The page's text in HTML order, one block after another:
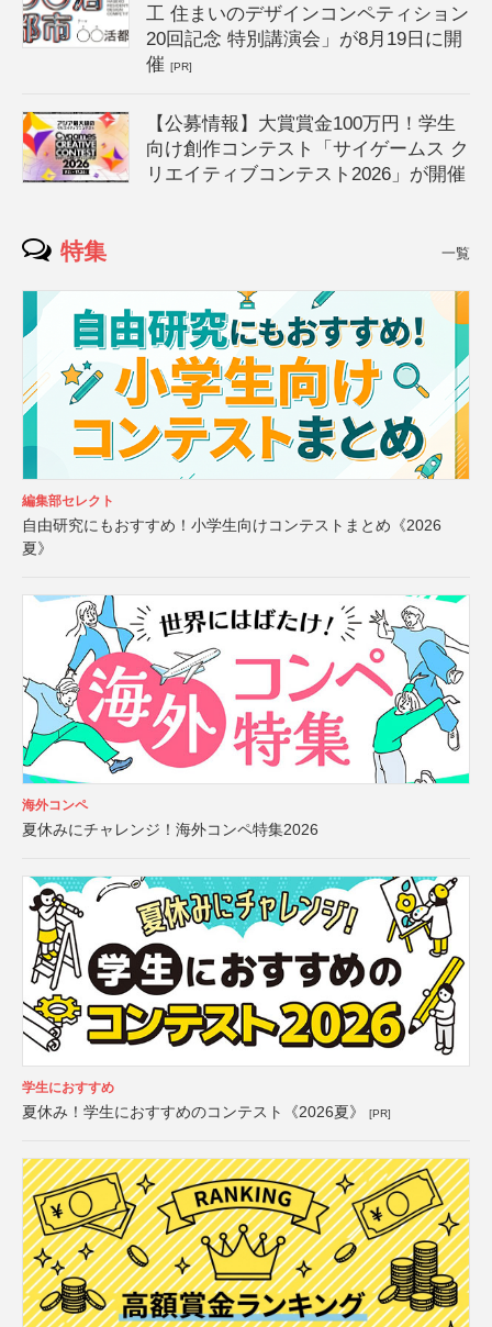
工 住まいのデザインコンペティション
20回記念 特別講演会」が8月19日に開
催[PR]
【公募情報】大賞賞金100万円！学生
向け創作コンテスト「サイゲームス ク
リエイティブコンテスト2026」が開催
特集 一覧
編集部セレクト
自由研究にもおすすめ！小学生向けコンテストまとめ《2026
夏》
海外コンペ
夏休みにチャレンジ！海外コンペ特集2026
学生におすすめ
夏休み！学生におすすめのコンテスト《2026夏》 [PR]